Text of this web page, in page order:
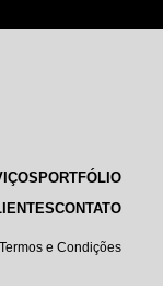
PORTFÓLIO
CONTATO
Termos e Condições